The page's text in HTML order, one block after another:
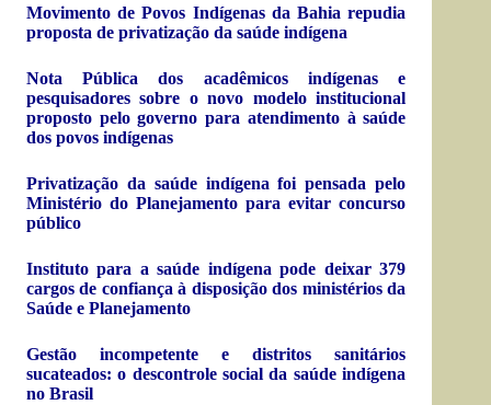
Movimento de Povos Indígenas da Bahia repudia
proposta de privatização da saúde indígena
Nota Pública dos acadêmicos indígenas e
pesquisadores sobre o novo modelo institucional
proposto pelo governo para atendimento à saúde
dos povos indígenas
Privatização da saúde indígena foi pensada pelo
Ministério do Planejamento para evitar concurso
público
Instituto para a saúde indígena pode deixar 379
cargos de confiança à disposição dos ministérios da
Saúde e Planejamento
Gestão incompetente e distritos sanitários
sucateados: o descontrole social da saúde indígena
no Brasil